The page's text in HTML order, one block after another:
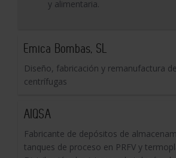
y alimentaria.
Emica Bombas, SL
Diseño, fabricación y remanufactura
centrífugas
AIQSA
Fabricante de depósitos de
tanques de proceso en PRFV y